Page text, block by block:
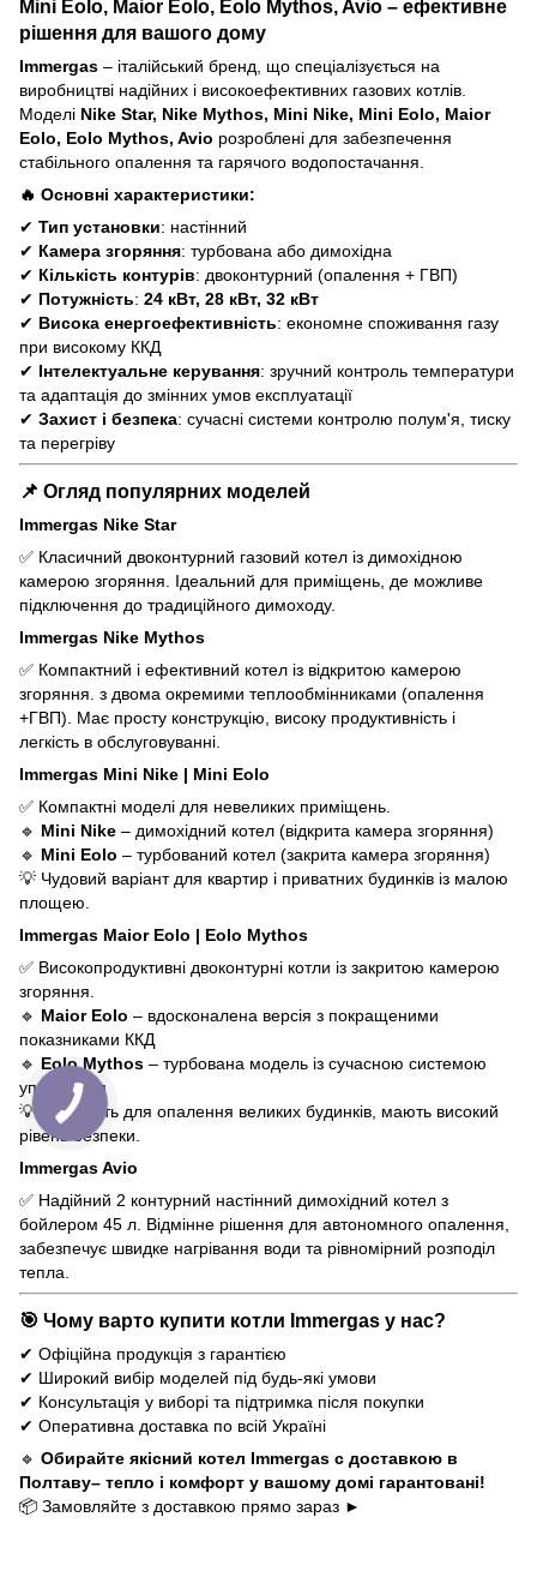
Mini Eolo, Maior Eolo, Eolo Mythos, Avio – ефективне
рішення для вашого дому
Immergas – італійський бренд, що спеціалізується на
виробництві надійних і високоефективних газових котлів.
Моделі Nike Star, Nike Mythos, Mini Nike, Mini Eolo, Maior
Eolo, Eolo Mythos, Avio розроблені для забезпечення
стабільного опалення та гарячого водопостачання.
🔥 Основні характеристики:
✔ Тип установки: настінний
✔ Камера згоряння: турбована або димохідна
✔ Кількість контурів: двоконтурний (опалення + ГВП)
✔ Потужність: 24 кВт, 28 кВт, 32 кВт
✔ Висока енергоефективність: економне споживання газу
при високому ККД
✔ Інтелектуальне керування: зручний контроль температури
та адаптація до змінних умов експлуатації
✔ Захист і безпека: сучасні системи контролю полум'я, тиску
та перегріву
📌 Огляд популярних моделей
Immergas Nike Star
✅ Класичний двоконтурний газовий котел із димохідною
камерою згоряння. Ідеальний для приміщень, де можливе
підключення до традиційного димоходу.
Immergas Nike Mythos
✅ Компактний і ефективний котел із відкритою камерою
згоряння. з двома окремими теплообмінниками (опалення
+ГВП). Має просту конструкцію, високу продуктивність і
легкість в обслуговуванні.
Immergas Mini Nike | Mini Eolo
✅ Компактні моделі для невеликих приміщень.
🔹 Mini Nike – димохідний котел (відкрита камера згоряння)
🔹 Mini Eolo – турбований котел (закрита камера згоряння)
💡 Чудовий варіант для квартир і приватних будинків із малою
площею.
Immergas Maior Eolo | Eolo Mythos
✅ Високопродуктивні двоконтурні котли із закритою камерою
згоряння.
🔹 Maior Eolo – вдосконалена версія з покращеними
показниками ККД
🔹 Eolo Mythos – турбована модель із сучасною системою
управління
💡 Підходять для опалення великих будинків, мають високий
рівень безпеки.
Immergas Avio
✅ Надійний 2 контурний настінний димохідний котел з
бойлером 45 л. Відмінне рішення для автономного опалення,
забезпечує швидке нагрівання води та рівномірний розподіл
тепла.
🎯 Чому варто купити котли Immergas у нас?
✔ Офіційна продукція з гарантією
✔ Широкий вибір моделей під будь-які умови
✔ Консультація у виборі та підтримка після покупки
✔ Оперативна доставка по всій Україні
🔹 Обирайте якісний котел Immergas с доставкою в
Полтаву– тепло і комфорт у вашому домі гарантовані!
📦 Замовляйте з доставкою прямо зараз ►